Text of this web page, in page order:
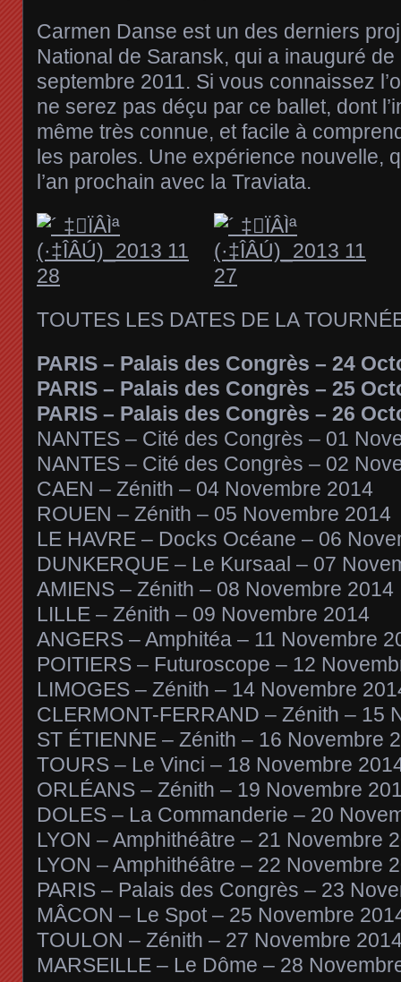
Carmen Danse est un des derniers
National de Saransk, qui a inauguré
septembre 2011. Si vous connaissez
ne serez pas déçu par ce ballet, dont
même très connue, et facile à
les paroles. Une expérience nouvelle,
l’an prochain avec la Traviata.
TOUTES LES DATES DE LA
PARIS – Palais des Congrès – 24
PARIS – Palais des Congrès – 25
PARIS – Palais des Congrès – 26
NANTES – Cité des Congrès – 01
NANTES – Cité des Congrès – 02
CAEN – Zénith – 04 Novembre 2014
ROUEN – Zénith – 05 Novembre 2014
LE HAVRE – Docks Océane – 06
DUNKERQUE – Le Kursaal – 07
AMIENS – Zénith – 08 Novembre 2014
LILLE – Zénith – 09 Novembre 2014
ANGERS – Amphitéa – 11 Novembre
POITIERS – Futuroscope – 12
LIMOGES – Zénith – 14 Novembre
CLERMONT-FERRAND – Zénith – 15
ST ÉTIENNE – Zénith – 16 Novembre
TOURS – Le Vinci – 18 Novembre
ORLÉANS – Zénith – 19 Novembre
DOLES – La Commanderie – 20
LYON – Amphithéâtre – 21 Novembre
LYON – Amphithéâtre – 22 Novembre
PARIS – Palais des Congrès – 23
MÂCON – Le Spot – 25 Novembre
TOULON – Zénith – 27 Novembre
MARSEILLE – Le Dôme – 28